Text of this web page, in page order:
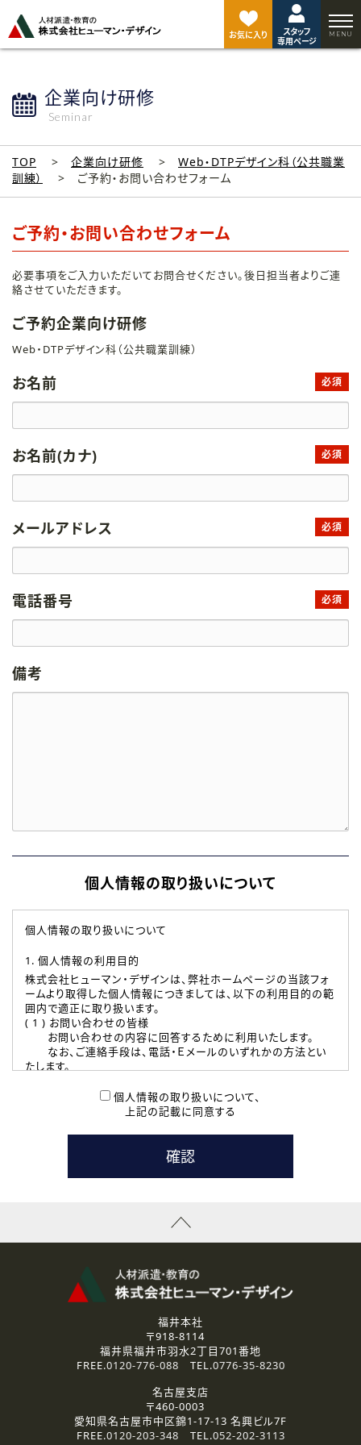
お気に入り
スタッフ
専用ページ
企業向け研修
Seminar
TOP 企業向け研修
Web・DTPデザイン科（公共職業
訓練）
ご予約・お問い合わせフォーム
ご予約・お問い合わせフォーム
必要事項をご入力いただいてお問合せください。後日担当者よりご連
絡させていただきます。
ご予約企業向け研修
Web・DTPデザイン科（公共職業訓練）
お名前 必須
お名前(カナ) 必須
メールアドレス 必須
電話番号 必須
備考
個人情報の取り扱いについて
個人情報の取り扱いについて
1. 個人情報の利用目的
株式会社ヒューマン・デザインは、弊社ホームページの当該フォ
ームより取得した個人情報につきましては、以下の利用目的の範
囲内で適正に取り扱います。
( 1 ) お問い合わせの皆様
お問い合わせの内容に回答するために利用いたします。
なお、ご連絡手段は、電話・Ｅメールのいずれかの方法とい
たします。
本登録に関するご連絡および本登録時の参考情報として利
たします。
( 3 ) スタッフ派遣を検討されている企業の皆様
お問い合わせの内容に回答するために利用いたします。
なお、ご連絡手段は、電話・Ｅメールのいずれかの方法とい
資料送付、受講相談に関するご連絡のために利用いたしま
その他、お問い合わせの内容に回答するために利用いたし
なお、ご連絡手段は、電話・Ｅメールのいずれかの方法とい
2.個人情報の第三者提供
ご提供いただいた個人情報は、法令等の規定に従う場合を除き、
3.個人情報の取り扱いの委託
弊社の定める個人情報保護の評価基準を満たした委託先に、個
人情報を委託する場合があります。
個人情報の取り扱いについて、
上記の記載に同意する
ジ
ト
福井本社
〒918-8114
福井県福井市羽水2丁目701番地
FREE.0120-776-088 TEL.0776-35-8230
名古屋支店
〒460-0003
愛知県名古屋市中区錦1-17-13 名興ビル7F
FREE.0120-203-348 TEL.052-202-3113